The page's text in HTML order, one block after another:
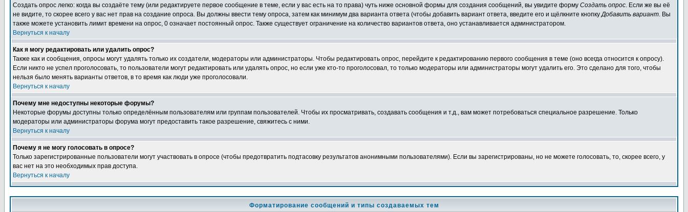
Создать опрос легко: когда вы создаёте тему (или редактируете первое сообщение в теме, если у вас есть на то права) чуть ниже основной формы для создания сообщений, вы увидите форму Создать опрос. Если же вы её
не видите, то скорее всего у вас нет прав на создание опроса. Вы должны ввести тему опроса, затем как минимум два варианта ответа (чтобы добавить вариант ответа, введите его и щёлкните кнопкуДобавить вариант. Вы
также можете установить лимит времени на опрос, 0 означает постоянный опрос. Также существует ограничение на количество вариантов ответа, оно устанавливается администратором.
Вернуться к началу
Как я могу редактировать или удалить опрос?
Также как и сообщения, опросы могут удалять только их создатели, модераторы или администраторы. Чтобы редактировать опрос, перейдите к редактированию первого сообщения в теме (оно всегда относится к опросу).
Если никто не успел проголосовать, то пользователи могут редактировать или удалять опрос, но если уже кто-то проголосовал, то только модераторы или администраторы могут удалить его. Это сделано для того, чтобы
нельзя было менять варианты ответов, в то время как люди уже проголосовали.
Вернуться к началу
Почему мне недоступны некоторые форумы?
Некоторые форумы доступны только определённым пользователям или группам пользователей. Чтобы их просматривать, создавать сообщения и т.д., вам может потребоваться специальное разрешение. Только
модераторы или администраторы форума могут предоставить такое разрешение, свяжитесь с ними.
Вернуться к началу
Почему я не могу голосовать в опросе?
Только зарегистрированные пользователи могут участвовать в опросе (чтобы предотвратить подтасовку результатов анонимными пользователями). Если вы зарегистрированы, но не можете голосовать, то, скорее всего, у
вас нет на это необходимых прав доступа.
Вернуться к началу
Форматирование сообщений и типы создаваемых тем